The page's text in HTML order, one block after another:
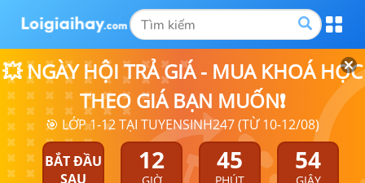
💥 NGÀY HỘI TRẢ GIÁ - MUA KHOÁ HỌC
THEO GIÁ BẠN MUỐN❗
🎯 LỚP 1-12 TẠI TUYENSINH247 (TỪ 10-12/08)
BẮT ĐẦU
SAU
12
GIỜ
45
PHÚT
54
GIÂY